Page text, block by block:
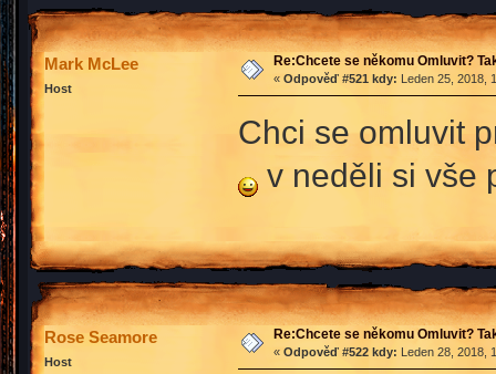
Mark McLee
Host
Re:Chcete se někomu Omluvit?
« Odpověď #521 kdy: Leden 25, 2018,
Chci se omluvit
v neděli si vše
Rose Seamore
Host
Re:Chcete se někomu Omluvit?
« Odpověď #522 kdy: Leden 28, 2018,